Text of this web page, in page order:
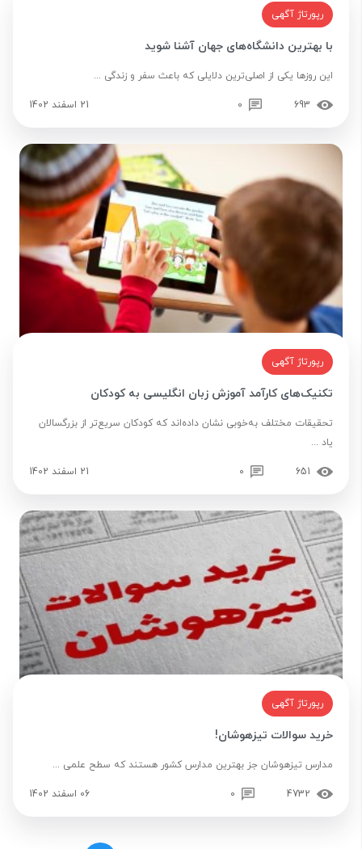
رپورتاژ آگهی
با بهترین دانشگاه‌های جهان آشنا شوید
این روزها یکی از اصلی‌ترین دلایلی که باعث سفر و زندگی ...
693
0 21 اسفند 1402
رپورتاژ آگهی
تکنیک‌های کارآمد آموزش زبان انگلیسی به کودکان
تحقیقات مختلف به‌خوبی نشان داده‌اند که کودکان سریع‌تر از بزرگسالان
یاد ...
651
0 21 اسفند 1402
رپورتاژ آگهی
خرید سوالات تیزهوشان!
مدارس تیزهوشان جز بهترین مدارس کشور هستند که سطح علمی ...
4732
0 06 اسفند 1402